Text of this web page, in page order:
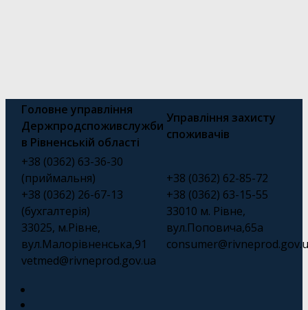
Головне управління
Держпродспоживслужби
в Рівненській області
Управління захисту
споживачів
+38 (0362) 63-36-30
(приймальня)
+38 (0362) 26-67-13
(бухгалтерія)
33025, м.Рівне,
вул.Малорівненська,91
vetmed@rivneprod.gov.ua
+38 (0362) 62-85-72
+38 (0362) 63-15-55
33010 м. Рівне,
вул.Поповича,65а